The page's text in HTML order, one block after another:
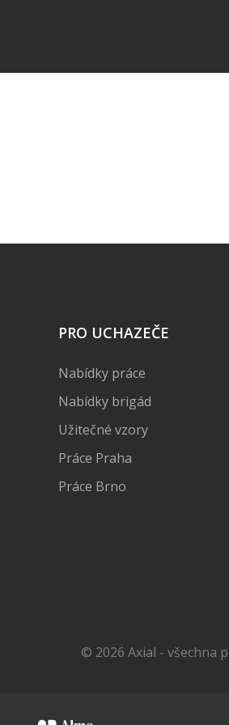
PRO UCHAZEČE
Nabídky práce
Nabídky brigád
Užitečné vzory
Práce Praha
Práce Brno
© 2026 Axial - všechna